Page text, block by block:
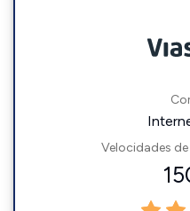
Velocidades